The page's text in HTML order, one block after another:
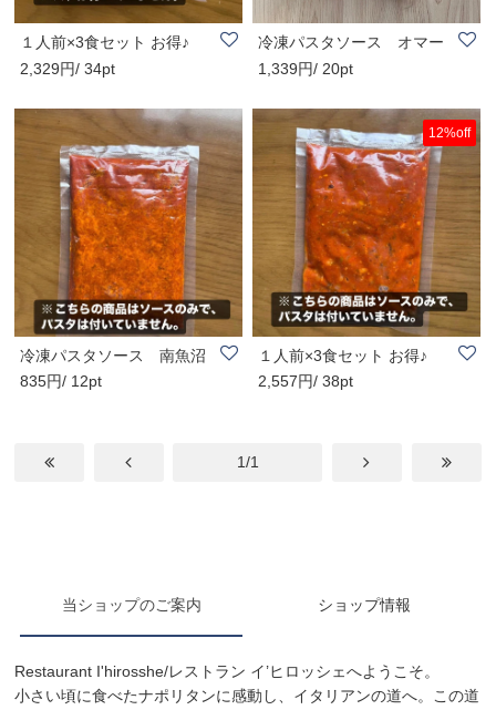
１人前×3食セット お得♪
冷凍パスタソー..
2,329円/ 34pt
冷凍パスタソース オマー
ルエビのトマト..
1,339円/ 20pt
冷凍パスタソース 南魚沼
産【なつのこま..
835円/ 12pt
12%off
１人前×3食セット お得♪
冷凍パスタソー..
2,557円/ 38pt
1/1
当ショップのご案内 ショップ情報
Restaurant I'hirosshe/レストラン イ’ヒロッシェへようこそ。
小さい頃に食べたナポリタンに感動し、イタリアンの道へ。この道